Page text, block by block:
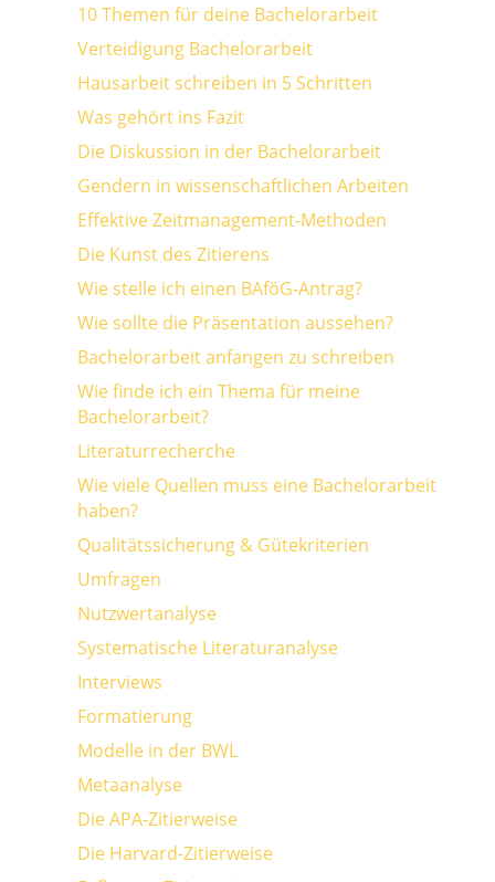
10 Themen für deine Bachelorarbeit
Verteidigung Bachelorarbeit
Hausarbeit schreiben in 5 Schritten
Was gehört ins Fazit
Die Diskussion in der Bachelorarbeit
Gendern in wissenschaftlichen Arbeiten
Effektive Zeitmanagement-Methoden
Die Kunst des Zitierens
Wie stelle ich einen BAföG-Antrag?
Wie sollte die Präsentation aussehen?
Bachelorarbeit anfangen zu schreiben
Wie finde ich ein Thema für meine
Bachelorarbeit?
Literaturrecherche
Wie viele Quellen muss eine Bachelorarbeit
haben?
Qualitätssicherung & Gütekriterien
Umfragen
Nutzwertanalyse
Systematische Literaturanalyse
Interviews
Formatierung
Modelle in der BWL
Metaanalyse
Die APA-Zitierweise
Die Harvard-Zitierweise